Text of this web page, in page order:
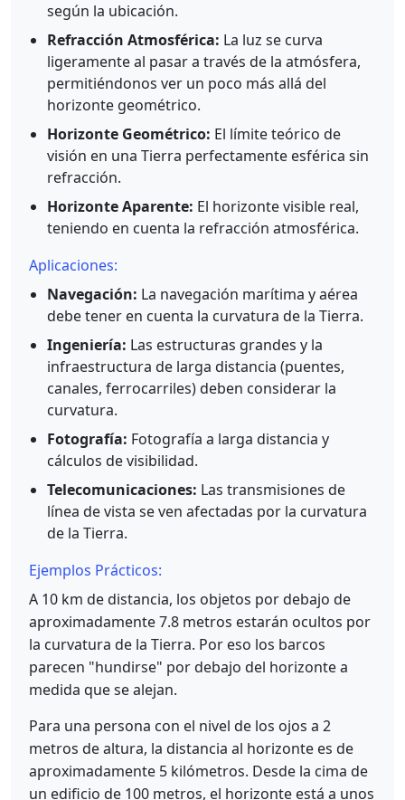
según la ubicación.
Refracción Atmosférica: La luz se curva
ligeramente al pasar a través de la atmósfera,
permitiéndonos ver un poco más allá del
horizonte geométrico.
Horizonte Geométrico: El límite teórico de
visión en una Tierra perfectamente esférica sin
refracción.
Horizonte Aparente: El horizonte visible real,
teniendo en cuenta la refracción atmosférica.
Aplicaciones:
Navegación: La navegación marítima y aérea
debe tener en cuenta la curvatura de la Tierra.
Ingeniería: Las estructuras grandes y la
infraestructura de larga distancia (puentes,
canales, ferrocarriles) deben considerar la
curvatura.
Fotografía: Fotografía a larga distancia y
cálculos de visibilidad.
Telecomunicaciones: Las transmisiones de
línea de vista se ven afectadas por la curvatura
de la Tierra.
Ejemplos Prácticos:
A 10 km de distancia, los objetos por debajo de
aproximadamente 7.8 metros estarán ocultos por
la curvatura de la Tierra. Por eso los barcos
parecen "hundirse" por debajo del horizonte a
medida que se alejan.
Para una persona con el nivel de los ojos a 2
metros de altura, la distancia al horizonte es de
aproximadamente 5 kilómetros. Desde la cima de
un edificio de 100 metros, el horizonte está a unos